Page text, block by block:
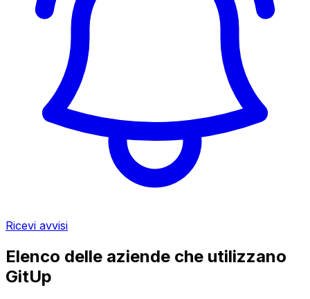
Ricevi avvisi
Elenco delle aziende che utilizzano
GitUp